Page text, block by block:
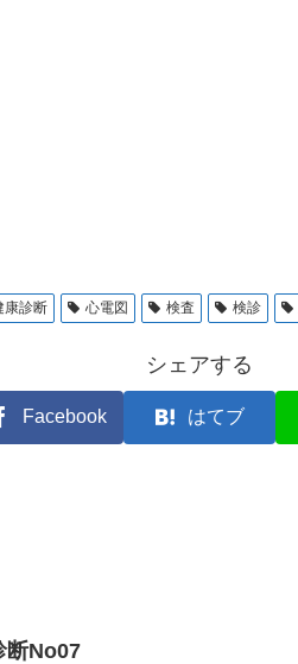
康診断 心電図 検査 検診
シェアする
Facebook はてブ
断No07